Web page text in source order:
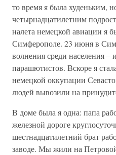
то время я была худеньким,
четырнадцатилетним
налета немецкой авиации я
Симферополе. 23 июня в
волнения среди населения –
парашютистов. Вскоре я
немецкой оккупации
людей вывозили на
В доме была я одна: папа
железной дороге
шестнадцатилетний брат
заводе. Мы жили на